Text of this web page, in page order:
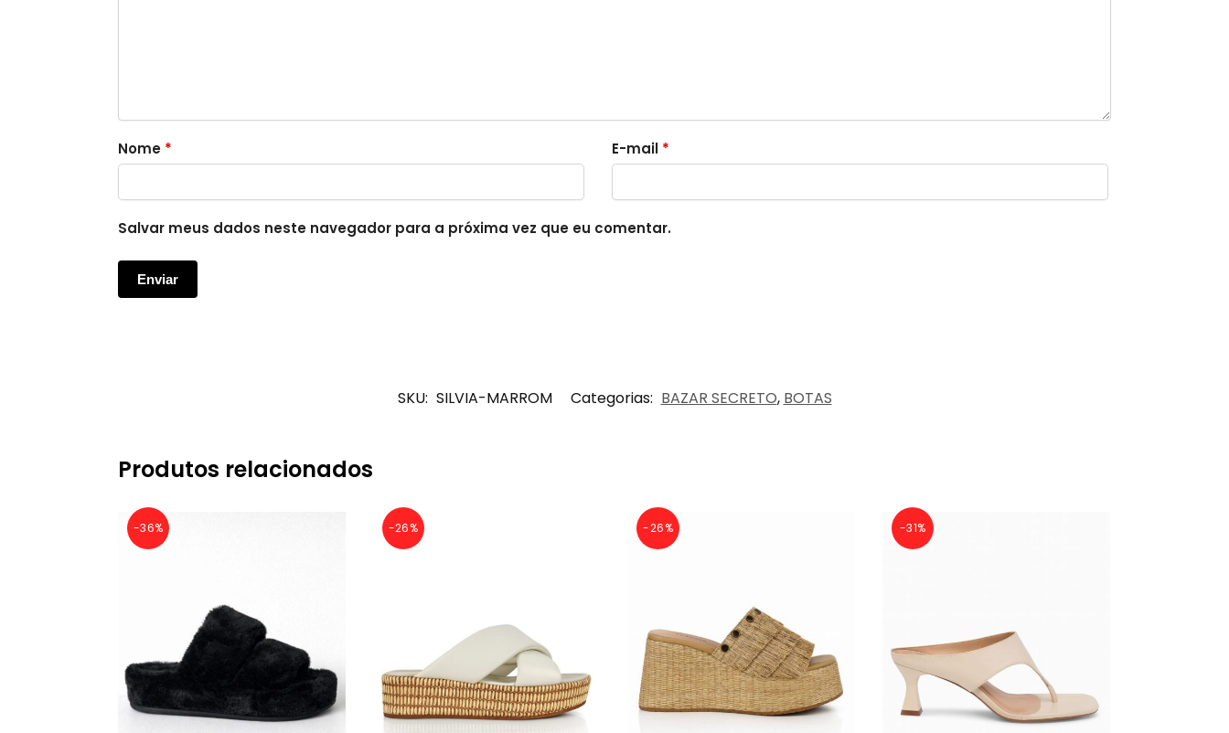
Nome * E-mail *
Salvar meus dados neste navegador para a próxima vez que eu comentar.
SKU: SILVIA-MARROM Categorias: BAZAR SECRETO, BOTAS
Produtos relacionados
-36% -26% -26% -31%